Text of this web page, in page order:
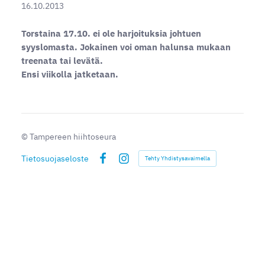
16.10.2013
Torstaina 17.10. ei ole harjoituksia johtuen
syyslomasta. Jokainen voi oman halunsa mukaan
treenata tai levätä.
Ensi viikolla jatketaan.
© Tampereen hiihtoseura
Tietosuojaseloste
Instagram
Tehty Yhdistysavaimella